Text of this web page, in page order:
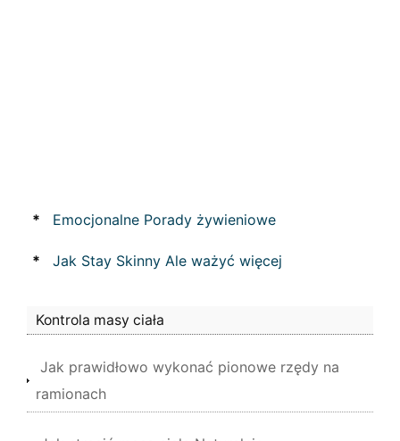
* Emocjonalne Porady żywieniowe
* Jak Stay Skinny Ale ważyć więcej
Kontrola masy ciała
Jak prawidłowo wykonać pionowe rzędy na
ramionach